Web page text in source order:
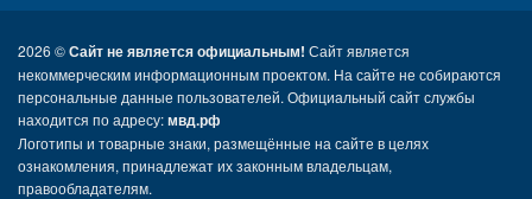
2026 ©Сайт не является официальным! Сайт является
некоммерческим информационным проектом. На сайте не собираются
персональные данные пользователей. Официальный сайт службы
находится по адресу:мвд.рф
Логотипы и товарные знаки, размещённые на сайте в целях
ознакомления, принадлежат их законным владельцам,
правообладателям.